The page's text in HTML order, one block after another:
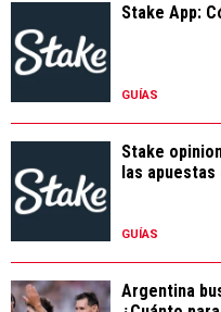
Stake App:
GUÍAS
Stake
las
GUÍAS
Argentina